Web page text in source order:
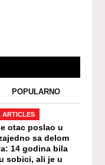
POPULARNO
ARTICLES
otac poslao u
sa delom
14 godina bila
sobici, ali je u